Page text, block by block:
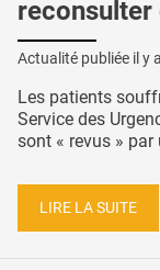
reconsulter
Actualité publiée il y a
Les patients
Service des
sont « revus »
LIRE LA SUITE